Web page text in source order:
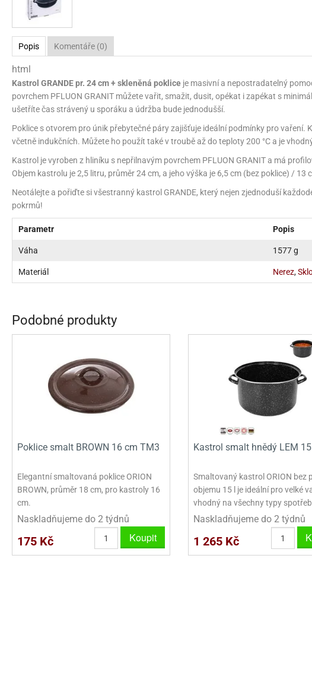
KOŘENÍ
MLÉČNÉ SUROVINY
MOUKA A DROŽDÍ
NÁPLNĚ A KRÉMY
OLEJE A TUKY
OŘECHOVÁ MÁSLA
PEKAŘSKÉ SUROVINY
POLEVY A GLAZÉ
PŘÍSADY A OCHUCOVADLA
SUROVINY NA DONUTY
ZMRZLINY
OSTATNÍ CUKRÁŘSKÉ SUROVINY
VYPICHOVAČE
OTOČNÉ STOJANY NA ZDOBENÍ (LAZY SUSAN)
SEPARACE A VÝZTUHY DORTŮ
SILIKONOVÉ FORMY NA BONBÓNY
PŘENÁŠENÍ DORTŮ A DEZERTŮ
KÁVA
KOŘENÍ
MLÉČNÉ SUROVINY
MOUKA A DROŽDÍMANDLOVÁ MOUKA
NÁPLNĚ A KRÉMY
KRÉMY
NÁPLNĚ
MARMELÁDY, DŽEMY
OCHUCOVACÍ PASTY, AROMATA
OLEJE A TUKY
MANDLOVÁ MOUKA
OŘECHOVÁ MÁSLA
PEKAŘSKÉ SUROVINY
POLEVY A GLAZÉZRCADLOVÉ POLEVY
PŘÍSADY A OCHUCOVADLA
SUROVINY NA DONUTY
ROSTLINNÉ ŠLEHAČKY
ZMRZLINY
OSTATNÍ CUKRÁŘSKÉ SUROVINY
JEDLÉ CHLADÍCÍ SPREJE
RELIÉFNÍ PODLOŽKY
SILIKONOVÉ FORMY NA PEČENÍ
SILIKONOVÉ RUKAVICE A PODLOŽKY
SÍTA
VÁHY
VYKRAJOVÁTKA
3D VYKRAJOVÁTKA
VYKRAJOVÁTKA NA HRNEČEK
NETRADIČNÍ VYKRAJOVÁTKA
VYKRAJOVÁTKA - DOPRAVA
VYKRAJOVÁTKA - BUDOVY
VYKRAJOVÁTKA - OSTATNÍ
SADY VYKRAJOVÁTEK - OSTATNÍ
SADY VYKRAJOVÁTEK - VELIKONOCE
VYKLÁPĚCÍ FORMIČKY
VYKRAJOVÁTKA - HNĚTYNKY, NA
VYKRAJOVÁTKA VELKÁ NA PERNÍKY
ZAPÉKACÍ MÍSY
Popis Komentáře (0)
html
Kastrol GRANDE pr. 24 cm + skleněná pokliceje masivní a nepostradatelný
povrchem PFLUON GRANIT můžete vařit, smažit, dusit, opékat i zapékat s
ušetříte čas strávený u sporáku a údržba bude jednodušší.
Poklice s otvorem pro únik přebytečné páry zajišťuje ideální podmínky pro vaření.
včetně indukčních. Můžete ho použít také v troubě až do teploty 200 °C a je
Kastrol je vyroben z hliníku s nepřilnavým povrchem PFLUON GRANIT a má
Objem kastrolu je 2,5 litru, průměr 24 cm, a jeho výška je 6,5 cm (bez poklice) / 13
Neotálejte a pořiďte si všestranný kastrol GRANDE, který nejen zjednoduší
pokrmů!
Parametr Popis
Váha 1577 g
Materiál Nerez,
Podobné produkty
Poklice smalt BROWN 16 cm TM3
Elegantní smaltovaná poklice ORION
BROWN, průměr 18 cm, pro kastroly 16
cm.
Naskladňujeme do 2 týdnů
175 Kč Koupit
Kastrol smalt hnědý LEM
Smaltovaný kastrol ORION bez
objemu 15 l je ideální pro velké
vhodný na všechny typy
Naskladňujeme do 2 týdnů
1 265 Kč